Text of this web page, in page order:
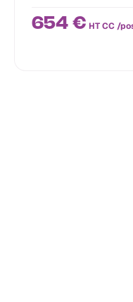
654 € HT CC /